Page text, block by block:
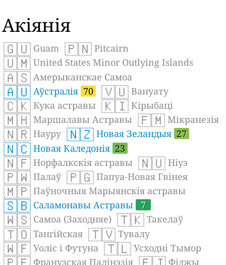
Акіянія
🇬🇺 Guam 🇵🇳 Pitcairn
🇺🇲 United States Minor Outlying Islands
🇦🇸 Амерыканскае Самоа
🇦🇺 Аўстралія 70 🇻🇺 Вануату
🇨🇰 Кука астравы 🇰🇮 Кірыбаці
🇲🇭 Маршалавы Астравы 🇫🇲 Мікранезія
🇳🇷 Науру 🇳🇿 Новая Зеландыя 27
🇳🇨 Новая Каледонія 23
🇳🇫 Норфалкскія астравы 🇳🇺 Ніуэ
🇵🇼 Палаў 🇵🇬 Папуа-Новая Гвінея
🇲🇵 Паўночныя Марыянскія астравы
🇸🇧 Саламонавы Астравы 7
🇼🇸 Самоа (Заходняе) 🇹🇰 Такелаў
🇹🇴 Тангійская 🇹🇻 Тувалу
🇼🇫 Уоліс і Футуна 🇹🇱 Усходні Тымор
Франузская Палінэзія Фіджы